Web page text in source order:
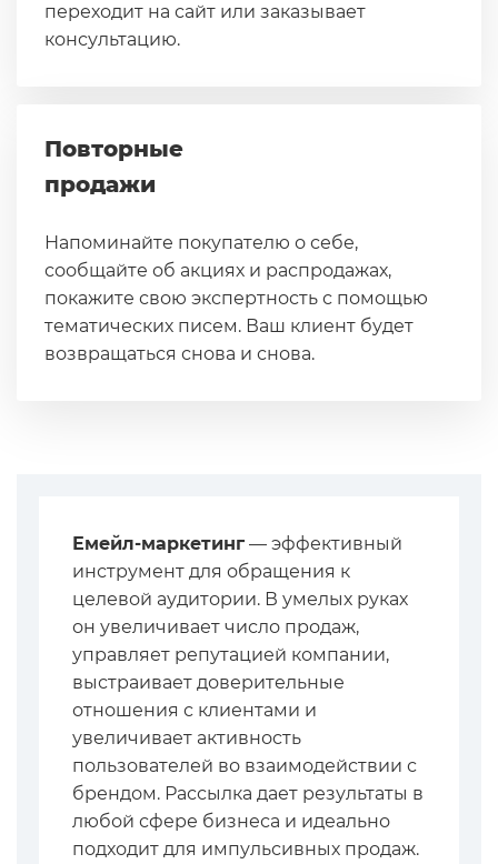
переходит на сайт или заказывает
консультацию.
Повторные
продажи
Напоминайте покупателю о себе,
сообщайте об акциях и распродажах,
покажите свою экспертность с помощью
тематических писем. Ваш клиент будет
возвращаться снова и снова.
Емейл-маркетинг — эффективный
инструмент для обращения к
целевой аудитории. В умелых руках
он увеличивает число продаж,
управляет репутацией компании,
выстраивает доверительные
отношения с клиентами и
увеличивает активность
пользователей во взаимодействии с
брендом. Рассылка дает результаты в
любой сфере бизнеса и идеально
подходит для импульсивных продаж.